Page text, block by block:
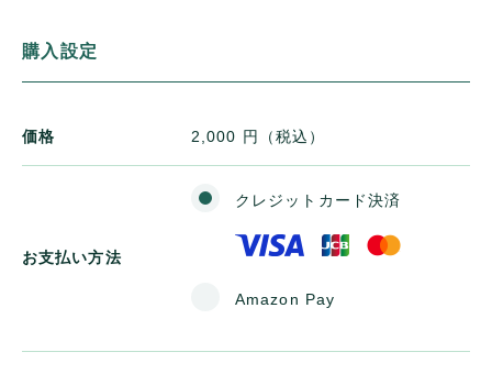
購入設定
価格 2,000 円（税込）
お支払い方法
クレジットカード決済
Amazon Pay